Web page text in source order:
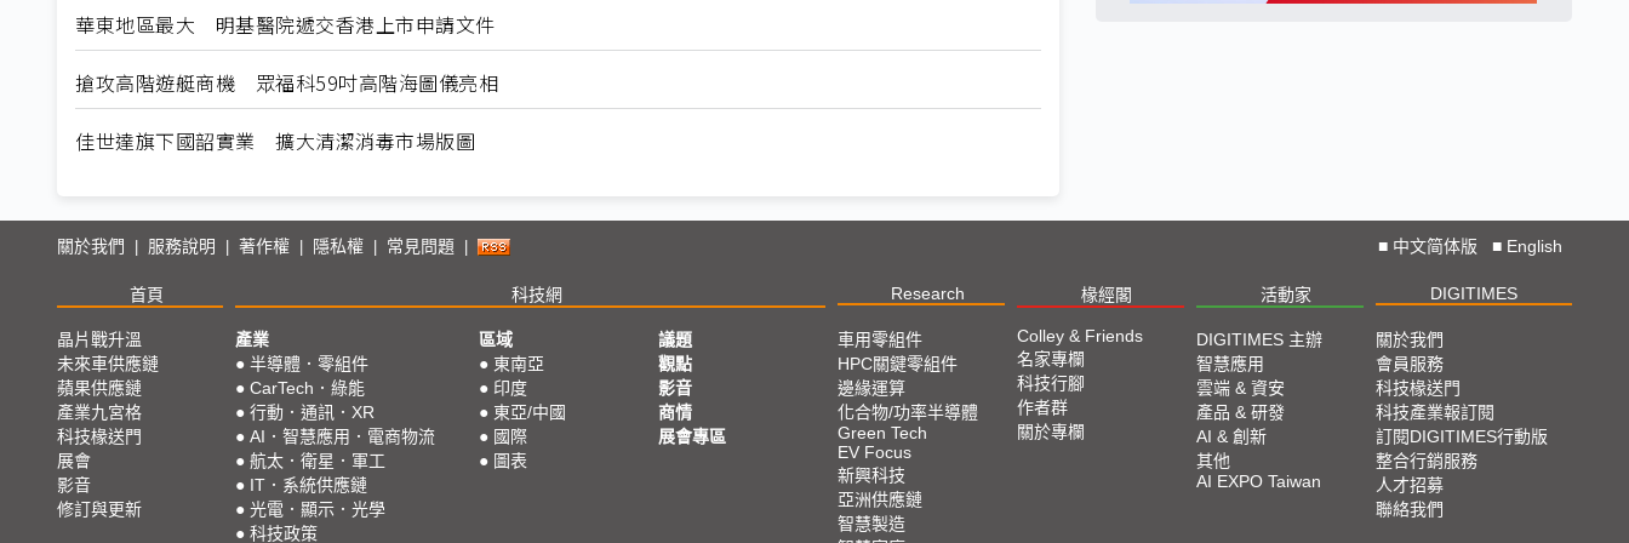
華東地區最大 明基醫院遞交香港上市申請文件
搶攻高階遊艇商機 眾福科59吋高階海圖儀亮相
佳世達旗下國韶實業 擴大清潔消毒市場版圖
關於我們 服務說明 著作權 隱私權 常見問題 ■ 中文简体版 ■ English
首頁 科技網 Research 椽經閣 活動家 DIGITIMES
晶片戰升溫
未來車供應鏈
蘋果供應鏈
產業九宮格
科技椽送門
展會
影音
修訂與更新
產業
● 半導體．零組件
● CarTech．綠能
● 行動．通訊．XR
● AI．智慧應用．電商物流
● 航太．衛星．軍工
● IT．系統供應鏈
● 光電．顯示．光學
● 科技政策
區域
● 東南亞
● 印度
● 東亞/中國
● 國際
● 圖表
議題
觀點
影音
商情
展會專區
車用零組件
HPC關鍵零組件
邊緣運算
化合物/功率半導體
Green Tech
EV Focus
新興科技
亞洲供應鏈
智慧製造
Colley & Friends
名家專欄
科技行腳
作者群
關於專欄
DIGITIMES 主辦
智慧應用
雲端 & 資安
產品 & 研發
AI & 創新
其他
AI EXPO Taiwan
關於我們
會員服務
科技椽送門
科技產業報訂閱
訂閱DIGITIMES行動版
整合行銷服務
人才招募
聯絡我們